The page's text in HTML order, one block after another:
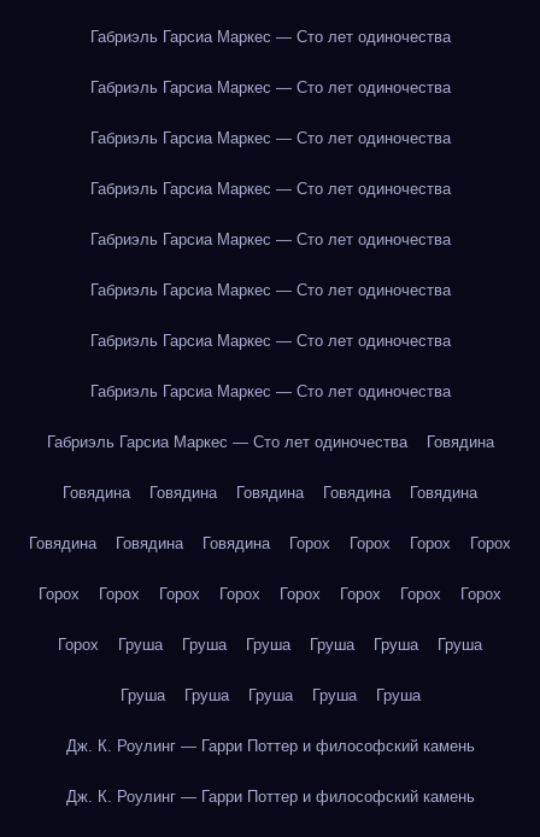
Габриэль Гарсиа Маркес — Сто лет одиночества
Габриэль Гарсиа Маркес — Сто лет одиночества
Габриэль Гарсиа Маркес — Сто лет одиночества
Габриэль Гарсиа Маркес — Сто лет одиночества
Габриэль Гарсиа Маркес — Сто лет одиночества
Габриэль Гарсиа Маркес — Сто лет одиночества
Габриэль Гарсиа Маркес — Сто лет одиночества
Габриэль Гарсиа Маркес — Сто лет одиночества
Габриэль Гарсиа Маркес — Сто лет одиночества Говядина
Говядина Говядина Говядина Говядина Говядина
Говядина Говядина Говядина Горох Горох Горох Горох
Горох Горох Горох Горох Горох Горох Горох Горох
Горох Груша Груша Груша Груша Груша Груша
Груша Груша Груша Груша Груша
Дж. К. Роулинг — Гарри Поттер и философский камень
Дж. К. Роулинг — Гарри Поттер и философский камень